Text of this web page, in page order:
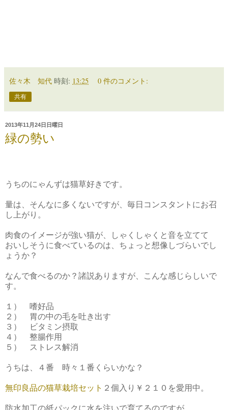
佐々木 知代 時刻: 13:25 0 件のコメント:
共有
2013年11月24日日曜日
緑の勢い
うちのにゃんずは猫草好きです。
量は、そんなに多くないですが、毎日コンスタントにお召
し上がり。
肉食のイメージが強い猫が、しゃくしゃくと音を立てて
おいしそうに食べているのは、ちょっと想像しづらいでし
ょうか？
なんで食べるのか？諸説ありますが、こんな感じらしいで
す。
１） 嗜好品
２） 胃の中の毛を吐き出す
３） ビタミン摂取
４） 整腸作用
５） ストレス解消
うちは、４番 時々１番くらいかな？
無印良品の猫草栽培セット ２個入り￥２１０を愛用中。
防水加工の紙パックに水を注いで育てるのですが、